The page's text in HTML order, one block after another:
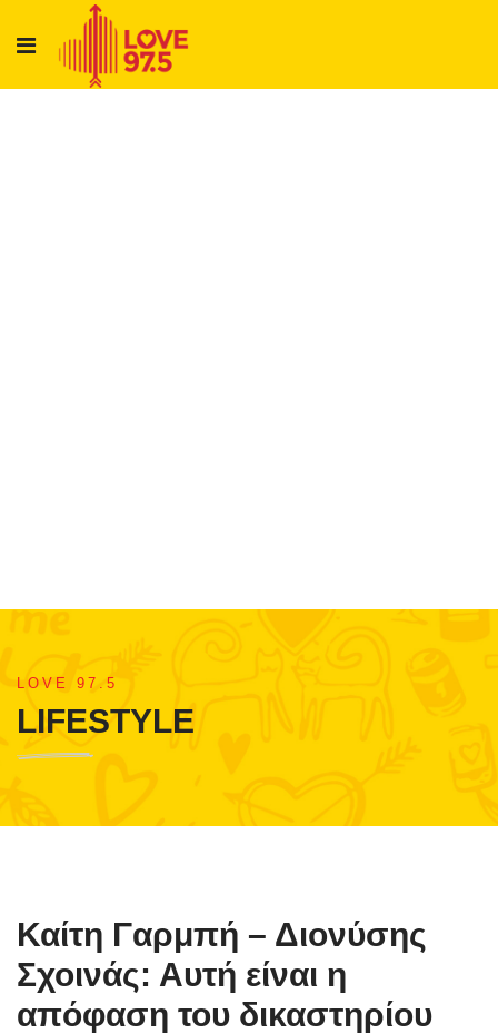
LOVE 97.5
LIFESTYLE
Καίτη Γαρμπή – Διονύσης
Σχοινάς: Αυτή είναι η
απόφαση του δικαστηρίου